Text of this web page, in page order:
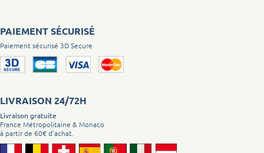
PAIEMENT SÉCURISÉ
Paiement sécurisé 3D Secure
LIVRAISON 24/72H
Livraison gratuite
France Métropolitaine & Monaco
à partir de 60€ d’achat.